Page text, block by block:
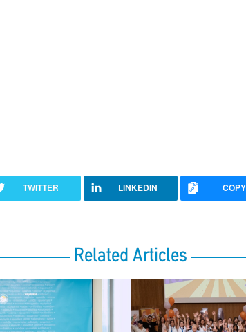
TWITTER LINKEDIN COPY
Related Articles